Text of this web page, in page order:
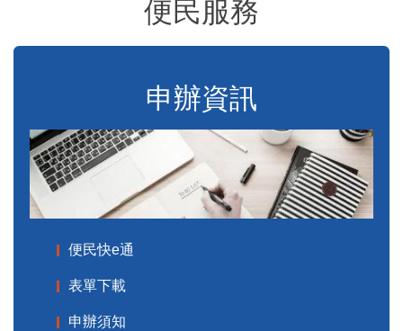
便民服務
申辦資訊
便民快e通
表單下載
申辦須知